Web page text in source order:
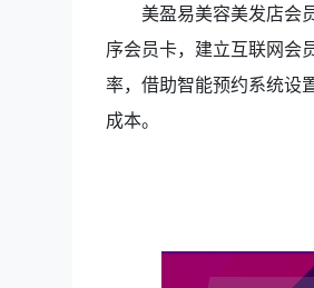
美盈易美容美发店会
序会员卡，建立互联网会
率，借助智能预约系统设
成本。